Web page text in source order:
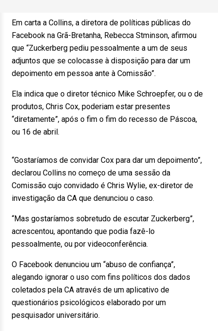
Em carta a Collins, a diretora de políticas públicas do
Facebook na Grã-Bretanha, Rebecca Stminson, afirmou
que “Zuckerberg pediu pessoalmente a um de seus
adjuntos que se colocasse à disposição para dar um
depoimento em pessoa ante à Comissão”.
Ela indica que o diretor técnico Mike Schroepfer, ou o de
produtos, Chris Cox, poderiam estar presentes
“diretamente”, após o fim o fim do recesso de Páscoa,
ou 16 de abril.
“Gostaríamos de convidar Cox para dar um depoimento”,
declarou Collins no começo de uma sessão da
Comissão cujo convidado é Chris Wylie, ex-diretor de
investigação da CA que denunciou o caso.
“Mas gostaríamos sobretudo de escutar Zuckerberg”,
acrescentou, apontando que podia fazê-lo
pessoalmente, ou por videoconferência.
O Facebook denunciou um “abuso de confiança”,
alegando ignorar o uso com fins políticos dos dados
coletados pela CA através de um aplicativo de
questionários psicológicos elaborado por um
pesquisador universitário.